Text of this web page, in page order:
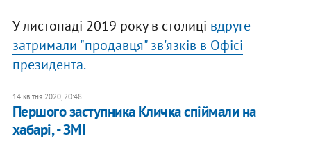
У листопаді 2019 року в столиці вдруге
затримали "продавця" зв'язків в Офісі
президента.
14 квітня 2020, 20:48
Першого заступника Кличка спіймали на
хабарі, - ЗМІ